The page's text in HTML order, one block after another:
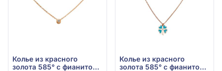
Колье из красного
золота 585° с фианитом,
Колье из красного
золота 585° с фианитом,